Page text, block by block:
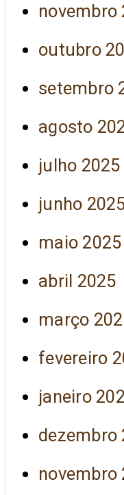
novembro
outubro
setembro
agosto
julho 2025
junho
maio 2025
abril 2025
março
fevereiro
janeiro
dezembro
novembro